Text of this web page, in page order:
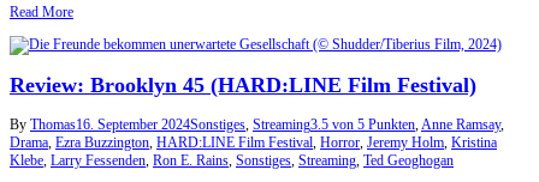
Read More
Review: Brooklyn 45 (HARD:LINE Film Festival)
By Thomas16. September 2024Sonstiges, Streaming3.5 von 5 Punkten,Anne Ramsay,
Drama, Ezra Buzzington, HARD:LINE Film Festival, Horror, Jeremy Holm, Kristina
Klebe, Larry Fessenden, Ron E. Rains, Sonstiges, Streaming, Ted Geoghogan